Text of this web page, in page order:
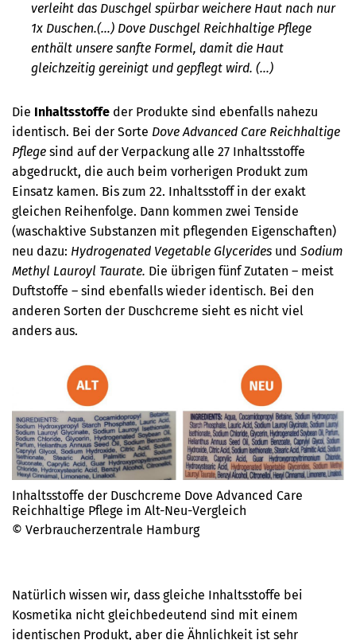
verleiht das Duschgel spürbar weichere Haut nach nur
1x Duschen.(…) Dove Duschgel Reichhaltige Pflege
enthält unsere sanfte Formel, damit die Haut
gleichzeitig gereinigt und gepflegt wird. (...)
Die Inhaltsstoffe der Produkte sind ebenfalls nahezu
identisch. Bei der Sorte Dove Advanced Care Reichhaltige
Pflege sind auf der Verpackung alle 27 Inhaltsstoffe
abgedruckt, die auch beim vorherigen Produkt zum
Einsatz kamen. Bis zum 22. Inhaltsstoff in der exakt
gleichen Reihenfolge. Dann kommen zwei Tenside
(waschaktive Substanzen mit pflegenden Eigenschaften)
neu dazu: Hydrogenated Vegetable Glycerides und Sodium
Methyl Lauroyl Taurate. Die übrigen fünf Zutaten – meist
Duftstoffe – sind ebenfalls wieder identisch. Bei den
anderen Sorten der Duschcreme sieht es nicht viel
anders aus.
Inhaltsstoffe der Duschcreme Dove Advanced Care
Reichhaltige Pflege im Alt-Neu-Vergleich
© Verbraucherzentrale Hamburg
Natürlich wissen wir, dass gleiche Inhaltsstoffe bei
Kosmetika nicht gleichbedeutend sind mit einem
identischen Produkt, aber die Ähnlichkeit ist sehr